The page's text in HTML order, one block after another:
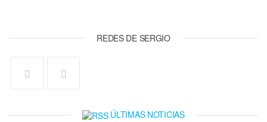
REDES DE SERGIO
ÚLTIMAS NOTICIAS